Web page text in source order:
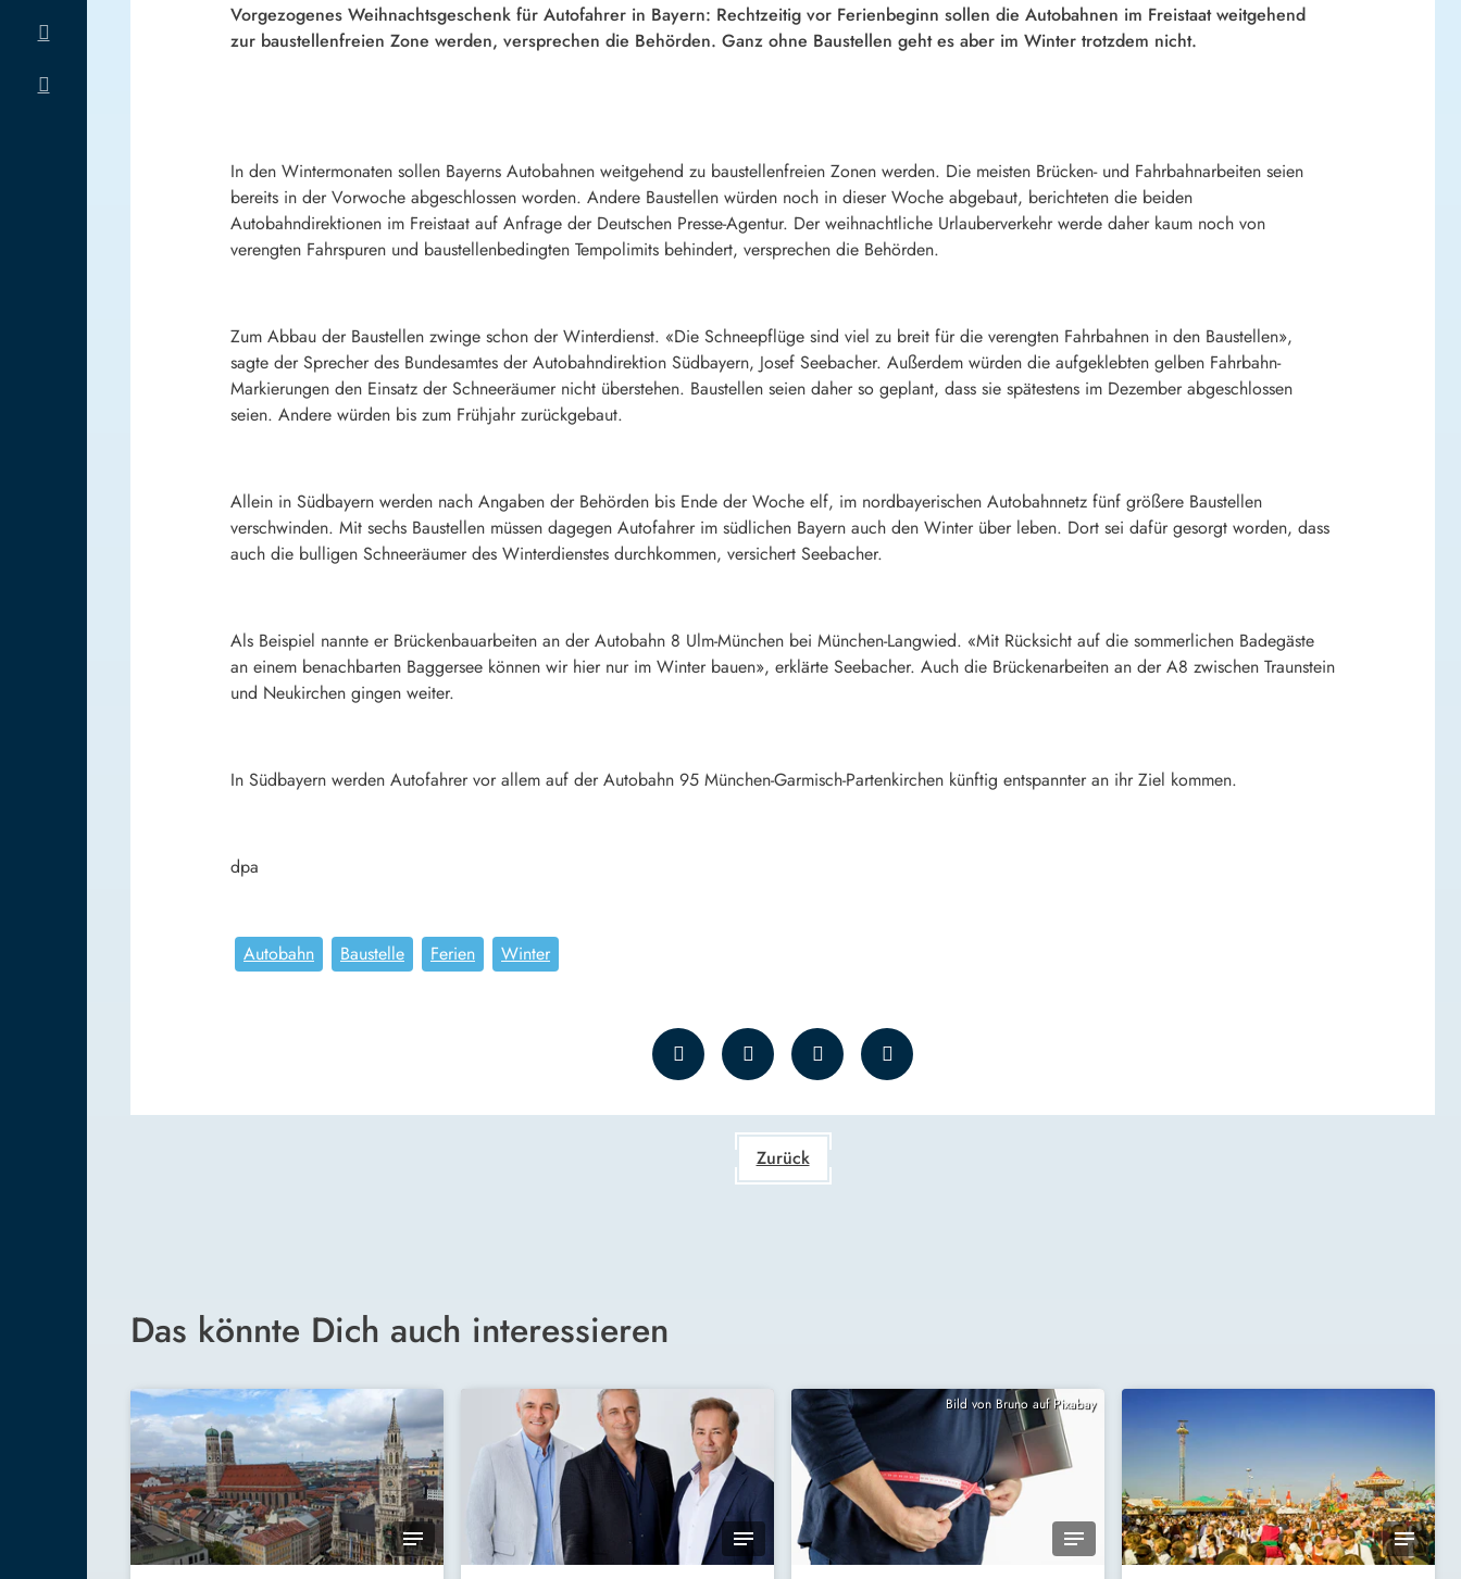
Vorgezogenes Weihnachtsgeschenk für Autofahrer in Bayern: Rechtzeitig vor Ferienbeginn sollen die Autobahnen im Freistaat weitgehend
zur baustellenfreien Zone werden, versprechen die Behörden. Ganz ohne Baustellen geht es aber im Winter trotzdem nicht.
In den Wintermonaten sollen Bayerns Autobahnen weitgehend zu baustellenfreien Zonen werden. Die meisten Brücken- und Fahrbahnarbeiten seien
bereits in der Vorwoche abgeschlossen worden. Andere Baustellen würden noch in dieser Woche abgebaut, berichteten die beiden
Autobahndirektionen im Freistaat auf Anfrage der Deutschen Presse-Agentur. Der weihnachtliche Urlauberverkehr werde daher kaum noch von
verengten Fahrspuren und baustellenbedingten Tempolimits behindert, versprechen die Behörden.
Zum Abbau der Baustellen zwinge schon der Winterdienst. «Die Schneepflüge sind viel zu breit für die verengten Fahrbahnen in den Baustellen»,
sagte der Sprecher des Bundesamtes der Autobahndirektion Südbayern, Josef Seebacher. Außerdem würden die aufgeklebten gelben Fahrbahn-
Markierungen den Einsatz der Schneeräumer nicht überstehen. Baustellen seien daher so geplant, dass sie spätestens im Dezember abgeschlossen
seien. Andere würden bis zum Frühjahr zurückgebaut.
Allein in Südbayern werden nach Angaben der Behörden bis Ende der Woche elf, im nordbayerischen Autobahnnetz fünf größere Baustellen
verschwinden. Mit sechs Baustellen müssen dagegen Autofahrer im südlichen Bayern auch den Winter über leben. Dort sei dafür gesorgt worden, dass
auch die bulligen Schneeräumer des Winterdienstes durchkommen, versichert Seebacher.
Als Beispiel nannte er Brückenbauarbeiten an der Autobahn 8 Ulm-München bei München-Langwied. «Mit Rücksicht auf die sommerlichen Badegäste
an einem benachbarten Baggersee können wir hier nur im Winter bauen», erklärte Seebacher. Auch die Brückenarbeiten an der A8 zwischen Traunstein
und Neukirchen gingen weiter.
In Südbayern werden Autofahrer vor allem auf der Autobahn 95 München-Garmisch-Partenkirchen künftig entspannter an ihr Ziel kommen.
dpa
Autobahn Baustelle Ferien Winter
Zurück
Das könnte Dich auch interessieren
Bild von Bruno auf Pixabay